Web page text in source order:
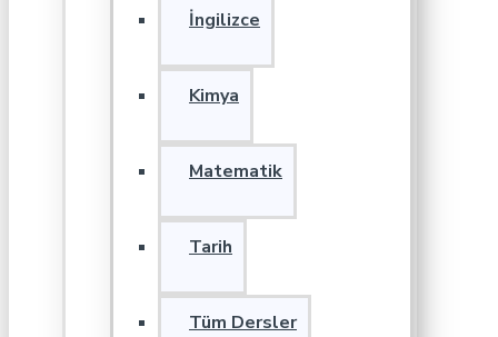
İngilizce
Kimya
Matematik
Tarih
Tüm Dersler